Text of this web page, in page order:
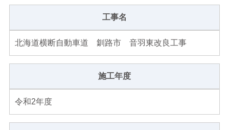
工事名
北海道横断自動車道 釧路市 音羽東改良工事
施工年度
令和2年度